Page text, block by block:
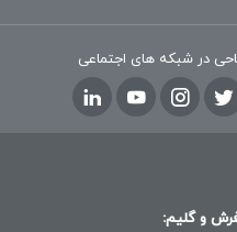
در شبکه های اجتماعی
و گلیم: